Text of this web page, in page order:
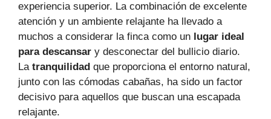
experiencia superior. La combinación de excelente
atención y un ambiente relajante ha llevado a
muchos a considerar la finca como un lugar ideal
para descansar y desconectar del bullicio diario.
La tranquilidad que proporciona el entorno natural,
junto con las cómodas cabañas, ha sido un factor
decisivo para aquellos que buscan una escapada
relajante.